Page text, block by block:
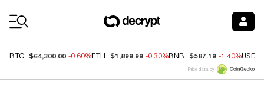
BTC $64,300.00 -0.60%ETH $1,899.99 -0.30%BNB $587.19 -1.40%USDC
Price data by